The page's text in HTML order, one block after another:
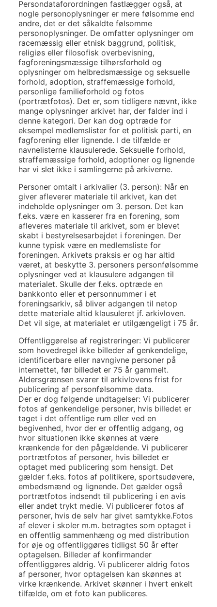
Persondataforordningen fastlægger også, at
nogle personoplysninger er mere følsomme end
andre, det er det såkaldte følsomme
personoplysninger. De omfatter oplysninger om
racemæssig eller etnisk baggrund, politisk,
religiøs eller filosofisk overbevisning,
fagforeningsmæssige tilhørsforhold og
oplysninger om helbredsmæssige og seksuelle
forhold, adoption, straffemæssige forhold,
personlige familieforhold og fotos
(portrætfotos). Det er, som tidligere nævnt, ikke
mange oplysninger arkivet har, der falder ind i
denne kategori. Der kan dog optræde for
eksempel medlemslister for et politisk parti, en
fagforening eller lignende. I de tilfælde er
navnelisterne klausulerede. Seksuelle forhold,
straffemæssige forhold, adoptioner og lignende
har vi slet ikke i samlingerne på arkiverne.
Personer omtalt i arkivalier (3. person): Når en
giver afleverer materiale til arkivet, kan det
indeholde oplysninger om 3. person. Det kan
f.eks. være en kasserer fra en forening, som
afleveres materiale til arkivet, som er blevet
skabt i bestyrelsesarbejdet i foreningen. Der
kunne typisk være en medlemsliste for
foreningen. Arkivets praksis er og har altid
været, at beskytte 3. personers personfølsomme
oplysninger ved at klausulere adgangen til
materialet. Skulle der f.eks. optræde en
bankkonto eller et personnummer i et
foreningsarkiv, så bliver adgangen til netop
dette materiale altid klausuleret jf. arkivloven.
Det vil sige, at materialet er utilgængeligt i 75 år.
Offentliggørelse af registreringer: Vi publicerer
som hovedregel ikke billeder af genkendelige,
identificerbare eller navngivne personer på
internettet, før billedet er 75 år gammelt.
Aldersgrænsen svarer til arkivlovens frist for
publicering af personfølsomme data.
Der er dog følgende undtagelser: Vi publicerer
fotos af genkendelige personer, hvis billedet er
taget i det offentlige rum eller ved en
begivenhed, hvor der er offentlig adgang, og
hvor situationen ikke skønnes at være
krænkende for den pågældende. Vi publicerer
portrætfotos af personer, hvis billedet er
optaget med publicering som hensigt. Det
gælder f.eks. fotos af politikere, sportsudøvere,
embedsmænd og lignende. Det gælder også
portrætfotos indsendt til publicering i en avis
eller andet trykt medie. Vi publicerer fotos af
personer, hvis de selv har givet samtykke.Fotos
af elever i skoler m.m. betragtes som optaget i
en offentlig sammenhæng og med distribution
for øje og offentliggøres tidligst 50 år efter
optagelsen. Billeder af konfirmander
offentliggøres aldrig. Vi publicerer aldrig fotos
af personer, hvor optagelsen kan skønnes at
virke krænkende. Arkivet skønner i hvert enkelt
tilfælde, om et foto kan publiceres.